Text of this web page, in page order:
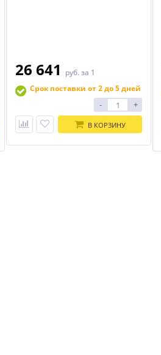
26 641 руб. за 1
Срок поставки от 2 до 5 дней
- +
В КОРЗИНУ